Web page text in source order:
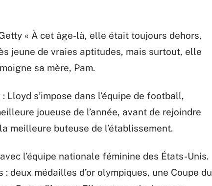
« À cet âge-là, elle était toujours dehors,
jeune de vraies aptitudes, mais surtout, elle
sa mère, Pam.
s’impose dans l’équipe de football,
joueuse de l’année, avant de rejoindre
meilleure buteuse de l’établissement.
l’équipe nationale féminine des États-Unis.
deux médailles d’or olympiques, une Coupe du